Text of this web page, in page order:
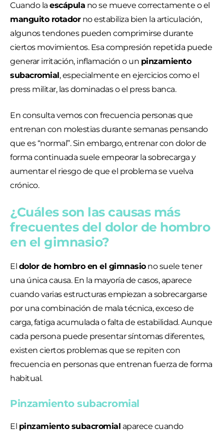
Cuando la escápula no se mueve correctamente o el
manguito rotadorno estabiliza bien la articulación,
algunos tendones pueden comprimirse durante
ciertos movimientos. Esa compresión repetida puede
generar irritación, inflamación o un pinzamiento
subacromial, especialmente en ejercicios como el
press militar, las dominadas o el press banca.
En consulta vemos con frecuencia personas que
entrenan con molestias durante semanas pensando
que es “normal”. Sin embargo, entrenar con dolor de
forma continuada suele empeorar la sobrecarga y
aumentar el riesgo de que el problema se vuelva
crónico.
¿Cuáles son las causas más
frecuentes del dolor de hombro
en el gimnasio?
El dolor de hombro en el gimnasiono suele tener
una única causa. En la mayoría de casos, aparece
cuando varias estructuras empiezan a sobrecargarse
por una combinación de mala técnica, exceso de
carga, fatiga acumulada o falta de estabilidad. Aunque
cada persona puede presentar síntomas diferentes,
existen ciertos problemas que se repiten con
frecuencia en personas que entrenan fuerza de forma
habitual.
Pinzamiento subacromial
El pinzamiento subacromial aparece cuando